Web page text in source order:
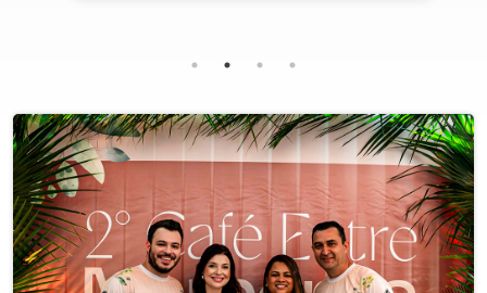
telecomunicações e fundador da empresa Seu
Consultor, que compartilhará estratégias para
aumentar resultados, fortalecer relacionamentos
comerciais e ampliar as oportunidades de
negócios.Para a Secretária Municipal de Turismo e
Desenvolvimento Econômico, Edna Carvalho, a Rede de
Negócios 7B representa mais uma iniciativa da gestão
do Prefeito Ítalo Costa para fortalecer o
empreendedorismo e incentivar o crescimento das